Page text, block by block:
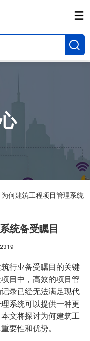
为何建筑工程项目管理系统
统备受瞩目
行业备受瞩目的关键
目中，高效的项目管
录已经无法满足现代
系统可以提供一种更
文将探讨为何建筑工
要性和优势。